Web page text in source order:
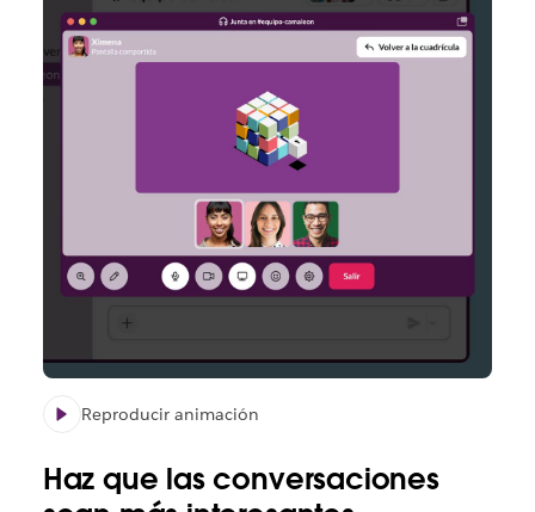
Reproducir animación
Haz que las conversaciones